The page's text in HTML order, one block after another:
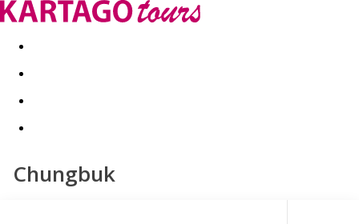
Last minute Dovolenkové kluby
Chungbuk